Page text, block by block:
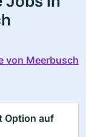
von Meerbusch
Option auf